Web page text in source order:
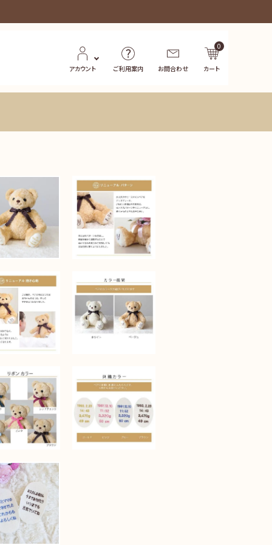
アカウント ご利用案内 お問合わせ
0
カート